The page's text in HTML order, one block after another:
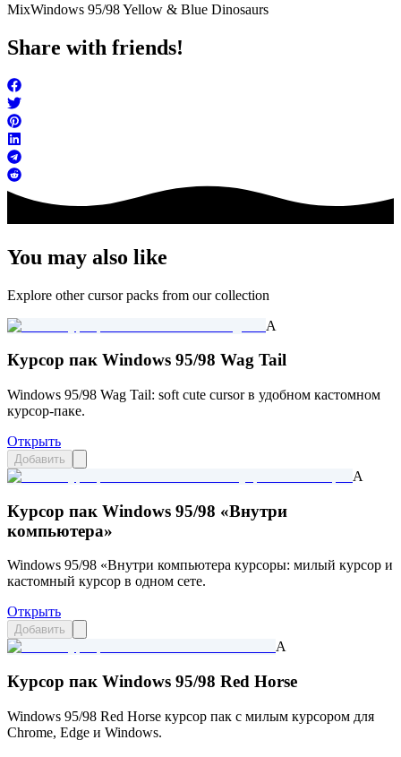
MixWindows 95/98 Yellow & Blue Dinosaurs
Share with friends!
You may also like
Explore other cursor packs from our collection
A
Курсор пак Windows 95/98 Wag Tail
Windows 95/98 Wag Tail: soft cute cursor в удобном кастомном
курсор-паке.
Открыть
Добавить
A
Курсор пак Windows 95/98 «Внутри
компьютера»
Windows 95/98 «Внутри компьютера курсоры: милый курсор и
кастомный курсор в одном сете.
Открыть
Добавить
A
Курсор пак Windows 95/98 Red Horse
Windows 95/98 Red Horse курсор пак с милым курсором для
Chrome, Edge и Windows.